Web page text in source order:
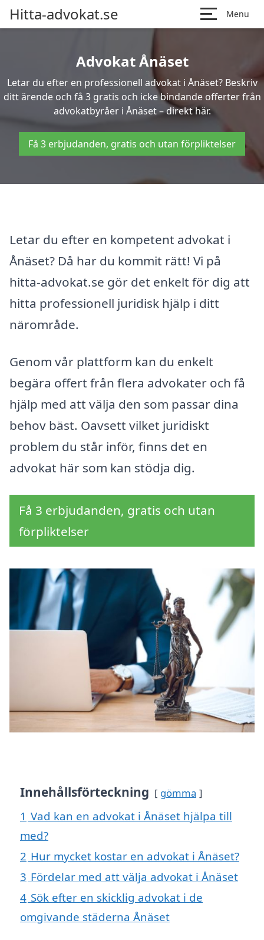
Hitta-advokat.se Menu
Advokat Ånäset
Letar du efter en professionell advokat i Ånäset? Beskriv
ditt ärende och få 3 gratis och icke bindande offerter från
advokatbyråer i Ånäset – direkt här.
Få 3 erbjudanden, gratis och utan förpliktelser
Letar du efter en kompetent advokat i
Ånäset? Då har du kommit rätt! Vi på
hitta-advokat.se gör det enkelt för dig att
hitta professionell juridisk hjälp i ditt
närområde.
Genom vår plattform kan du enkelt
begära offert från flera advokater och få
hjälp med att välja den som passar dina
behov bäst. Oavsett vilket juridiskt
problem du står inför, finns det en
advokat här som kan stödja dig.
Få 3 erbjudanden, gratis och utan
förpliktelser
Innehållsförteckning gömma
1 Vad kan en advokat i Ånäset hjälpa till
med?
2 Hur mycket kostar en advokat i Ånäset?
3 Fördelar med att välja advokat i Ånäset
4 Sök efter en skicklig advokat i de
omgivande städerna Ånäset